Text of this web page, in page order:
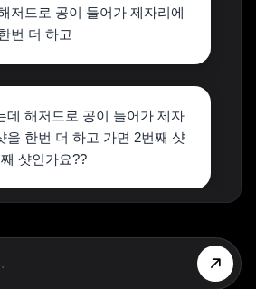
저드로 공이 들어가 제자리에
번 더 하고
데 해저드로 공이 들어가 제자
을 한번 더 하고 가면 2번째 샷
샷인가요??
니다.